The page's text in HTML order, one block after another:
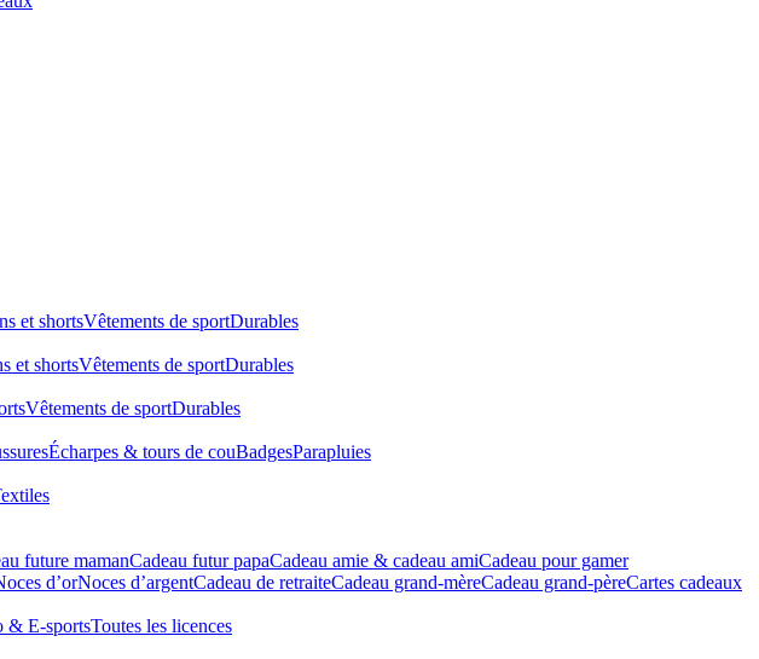
et shortsVêtements de sportDurables
et shortsVêtements de sportDurables
Vêtements de sportDurables
Écharpes & tours de couBadgesParapluies
future mamanCadeau futur papaCadeau amie & cadeau amiCadeau pour gamer
d’orNoces d’argentCadeau de retraiteCadeau grand-mèreCadeau grand-pèreCartes cadeaux
& E-sportsToutes les licences